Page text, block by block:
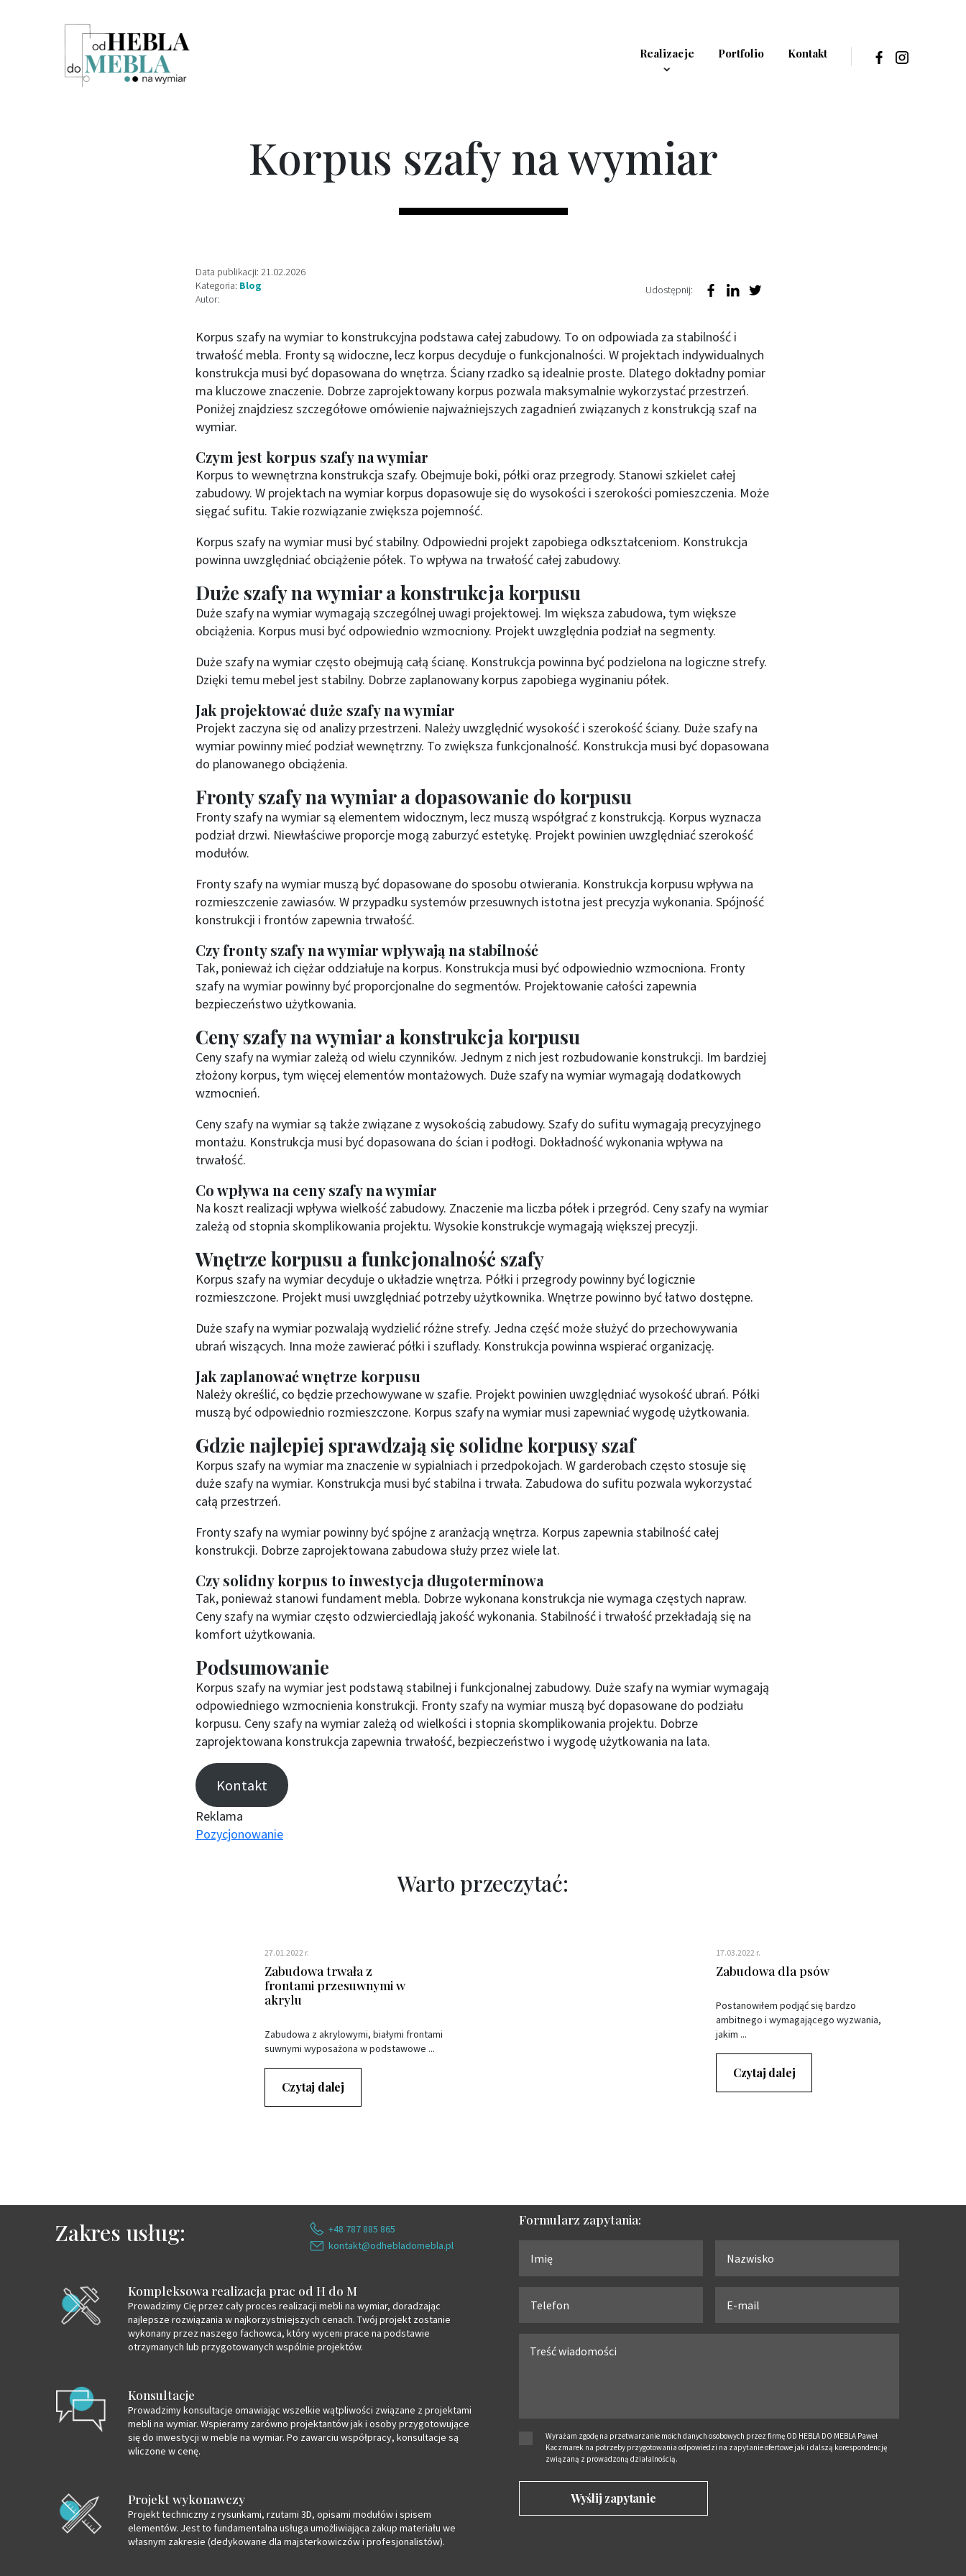
Realizacje Portfolio Kontakt
Korpus szafy na wymiar
Data publikacji: 21.02.2026
Kategoria: Blog
Autor:
Udostępnij:
Korpus szafy na wymiar to konstrukcyjna podstawa całej zabudowy. To on odpowiada za stabilność i
trwałość mebla. Fronty są widoczne, lecz korpus decyduje o funkcjonalności. W projektach indywidualnych
konstrukcja musi być dopasowana do wnętrza. Ściany rzadko są idealnie proste. Dlatego dokładny pomiar
ma kluczowe znaczenie. Dobrze zaprojektowany korpus pozwala maksymalnie wykorzystać przestrzeń.
Poniżej znajdziesz szczegółowe omówienie najważniejszych zagadnień związanych z konstrukcją szaf na
wymiar.
Czym jest korpus szafy na wymiar
Korpus to wewnętrzna konstrukcja szafy. Obejmuje boki, półki oraz przegrody. Stanowi szkielet całej
zabudowy. W projektach na wymiar korpus dopasowuje się do wysokości i szerokości pomieszczenia. Może
sięgać sufitu. Takie rozwiązanie zwiększa pojemność.
Korpus szafy na wymiar musi być stabilny. Odpowiedni projekt zapobiega odkształceniom. Konstrukcja
powinna uwzględniać obciążenie półek. To wpływa na trwałość całej zabudowy.
Duże szafy na wymiar a konstrukcja korpusu
Duże szafy na wymiar wymagają szczególnej uwagi projektowej. Im większa zabudowa, tym większe
obciążenia. Korpus musi być odpowiednio wzmocniony. Projekt uwzględnia podział na segmenty.
Duże szafy na wymiar często obejmują całą ścianę. Konstrukcja powinna być podzielona na logiczne strefy.
Dzięki temu mebel jest stabilny. Dobrze zaplanowany korpus zapobiega wyginaniu półek.
Jak projektować duże szafy na wymiar
Projekt zaczyna się od analizy przestrzeni. Należy uwzględnić wysokość i szerokość ściany. Duże szafy na
wymiar powinny mieć podział wewnętrzny. To zwiększa funkcjonalność. Konstrukcja musi być dopasowana
do planowanego obciążenia.
Fronty szafy na wymiar a dopasowanie do korpusu
Fronty szafy na wymiar są elementem widocznym, lecz muszą współgrać z konstrukcją. Korpus wyznacza
podział drzwi. Niewłaściwe proporcje mogą zaburzyć estetykę. Projekt powinien uwzględniać szerokość
modułów.
Fronty szafy na wymiar muszą być dopasowane do sposobu otwierania. Konstrukcja korpusu wpływa na
rozmieszczenie zawiasów. W przypadku systemów przesuwnych istotna jest precyzja wykonania. Spójność
konstrukcji i frontów zapewnia trwałość.
Czy fronty szafy na wymiar wpływają na stabilność
Tak, ponieważ ich ciężar oddziałuje na korpus. Konstrukcja musi być odpowiednio wzmocniona. Fronty
szafy na wymiar powinny być proporcjonalne do segmentów. Projektowanie całości zapewnia
bezpieczeństwo użytkowania.
Ceny szafy na wymiar a konstrukcja korpusu
Ceny szafy na wymiar zależą od wielu czynników. Jednym z nich jest rozbudowanie konstrukcji. Im bardziej
złożony korpus, tym więcej elementów montażowych. Duże szafy na wymiar wymagają dodatkowych
wzmocnień.
Ceny szafy na wymiar są także związane z wysokością zabudowy. Szafy do sufitu wymagają precyzyjnego
montażu. Konstrukcja musi być dopasowana do ścian i podłogi. Dokładność wykonania wpływa na
trwałość.
Co wpływa na ceny szafy na wymiar
Na koszt realizacji wpływa wielkość zabudowy. Znaczenie ma liczba półek i przegród. Ceny szafy na wymiar
zależą od stopnia skomplikowania projektu. Wysokie konstrukcje wymagają większej precyzji.
Wnętrze korpusu a funkcjonalność szafy
Korpus szafy na wymiar decyduje o układzie wnętrza. Półki i przegrody powinny być logicznie
rozmieszczone. Projekt musi uwzględniać potrzeby użytkownika. Wnętrze powinno być łatwo dostępne.
Duże szafy na wymiar pozwalają wydzielić różne strefy. Jedna część może służyć do przechowywania
ubrań wiszących. Inna może zawierać półki i szuflady. Konstrukcja powinna wspierać organizację.
Jak zaplanować wnętrze korpusu
Należy określić, co będzie przechowywane w szafie. Projekt powinien uwzględniać wysokość ubrań. Półki
muszą być odpowiednio rozmieszczone. Korpus szafy na wymiar musi zapewniać wygodę użytkowania.
Gdzie najlepiej sprawdzają się solidne korpusy szaf
Korpus szafy na wymiar ma znaczenie w sypialniach i przedpokojach. W garderobach często stosuje się
duże szafy na wymiar. Konstrukcja musi być stabilna i trwała. Zabudowa do sufitu pozwala wykorzystać
całą przestrzeń.
Fronty szafy na wymiar powinny być spójne z aranżacją wnętrza. Korpus zapewnia stabilność całej
konstrukcji. Dobrze zaprojektowana zabudowa służy przez wiele lat.
Czy solidny korpus to inwestycja długoterminowa
Tak, ponieważ stanowi fundament mebla. Dobrze wykonana konstrukcja nie wymaga częstych napraw.
Ceny szafy na wymiar często odzwierciedlają jakość wykonania. Stabilność i trwałość przekładają się na
komfort użytkowania.
Podsumowanie
Korpus szafy na wymiar jest podstawą stabilnej i funkcjonalnej zabudowy. Duże szafy na wymiar wymagają
odpowiedniego wzmocnienia konstrukcji. Fronty szafy na wymiar muszą być dopasowane do podziału
korpusu. Ceny szafy na wymiar zależą od wielkości i stopnia skomplikowania projektu. Dobrze
zaprojektowana konstrukcja zapewnia trwałość, bezpieczeństwo i wygodę użytkowania na lata.
Kontakt
Reklama
Pozycjonowanie
Warto przeczytać:
27.01.2022 r.
Zabudowa trwała z
frontami przesuwnymi w
akrylu
Zabudowa z akrylowymi, białymi frontami
suwnymi wyposażona w podstawowe ...
Czytaj dalej
17.03.2022 r.
Zabudowa dla psów
Postanowiłem podjąć się bardzo
ambitnego i wymagającego wyzwania,
jakim ...
Czytaj dalej
Zakres usług:
+48 787 885 865
kontakt@odhebladomebla.pl
Kompleksowa realizacja prac od H do M
Prowadzimy Cię przez cały proces realizacji mebli na wymiar, doradzając
najlepsze rozwiązania w najkorzystniejszych cenach. Twój projekt zostanie
wykonany przez naszego fachowca, który wyceni prace na podstawie
otrzymanych lub przygotowanych wspólnie projektów.
Konsultacje
Prowadzimy konsultacje omawiając wszelkie wątpliwości związane z projektami
mebli na wymiar. Wspieramy zarówno projektantów jak i osoby przygotowujące
się do inwestycji w meble na wymiar. Po zawarciu współpracy, konsultacje są
wliczone w cenę.
Projekt wykonawczy
Projekt techniczny z rysunkami, rzutami 3D, opisami modułów i spisem
elementów. Jest to fundamentalna usługa umożliwiająca zakup materiału we
własnym zakresie (dedykowane dla majsterkowiczów i profesjonalistów).
Formularz zapytania:
Wyrażam zgodę na przetwarzanie moich danych osobowych przez firmę OD HEBLA DO MEBLA Paweł
Kaczmarek na potrzeby przygotowania odpowiedzi na zapytanie ofertowe jak i dalszą korespondencję
związaną z prowadzoną działalnością.